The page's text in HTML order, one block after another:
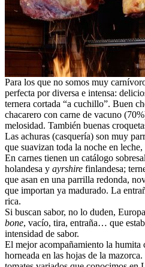
Para los que no somos muy
perfecta por diversa e intensa:
ternera cortada “a cuchillo”. Buen
chacarero con carne de vacuno
melosidad. También buenas
Las achuras (casquería) son muy
que suavizan toda la noche en
En carnes tienen un catálogo
holandesa y ayrshire finlandesa;
que asan en una parrilla redonda,
que importan ya madurado. La
rica.
Si buscan sabor, no lo duden,
bone, vacío, tira, entraña… que
intensidad de sabor.
El mejor acompañamiento la humita
horneada en las hojas de la